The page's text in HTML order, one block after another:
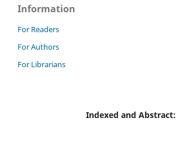
Information
For Readers
For Authors
For Librarians
Indexed and Abstract: